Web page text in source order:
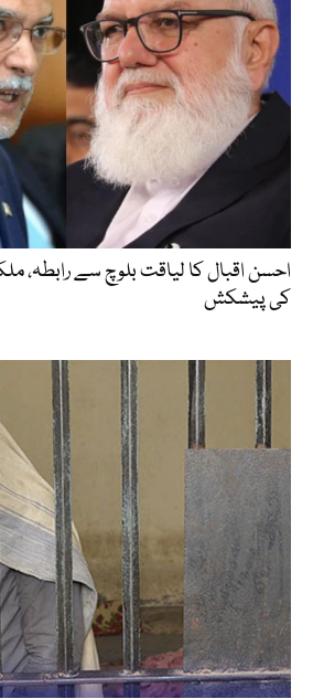
احسن اقبال کا لیاقت بلوچ سے رابطہ،
کی پیشکش